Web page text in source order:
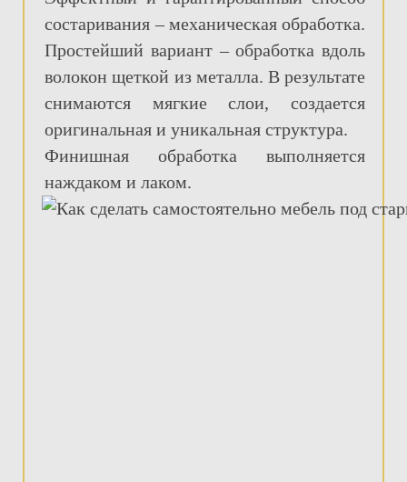
состаривания – механическая обработка.
Простейший вариант – обработка вдоль
волокон щеткой из металла. В результате
снимаются мягкие слои, создается
оригинальная и уникальная структура.
Финишная обработка выполняется
наждаком и лаком.